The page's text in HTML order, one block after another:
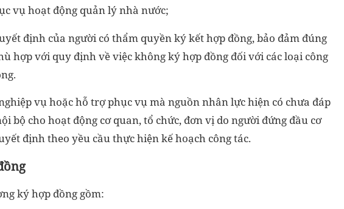
vụ hoạt động quản lý nhà nước;
định của người có thẩm quyền ký kết hợp đồng, bảo đảm đúng
hợp với quy định về việc không ký hợp đồng đối với các loại công
vụ hoặc hỗ trợ phục vụ mà nguồn nhân lực hiện có chưa đáp
bộ cho hoạt động cơ quan, tổ chức, đơn vị do người đứng đầu cơ
định theo yều cầu thực hiện kế hoạch công tác.
ký hợp đồng gồm: